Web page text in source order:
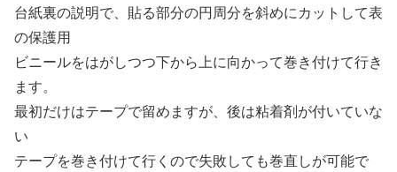
台紙裏の説明で、貼る部分の円周分を斜めにカットして表
の保護用
ビニールをはがしつつ下から上に向かって巻き付けて行き
ます。
最初だけはテープで留めますが、後は粘着剤が付いていな
い
テープを巻き付けて行くので失敗しても巻直しが可能で